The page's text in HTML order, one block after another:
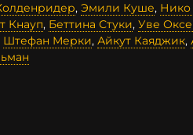
, Эмили Куше, Нико
Кнауп, Беттина Стуки, Уве
Штефан Мерки, Айкут Каяджик,